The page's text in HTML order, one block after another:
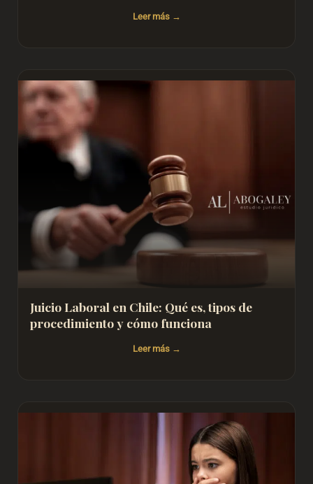
Leer más
Juicio Laboral en Chile: Qué es, tipos de
procedimiento y cómo funciona
Leer más